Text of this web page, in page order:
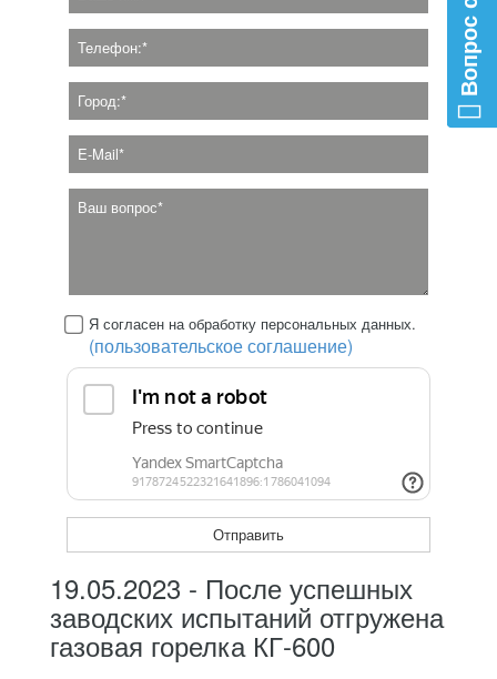
Я согласен на обработку персональных данных.
(пользовательское соглашение)
19.05.2023 - После успешных
заводских испытаний отгружена
газовая горелка КГ-600